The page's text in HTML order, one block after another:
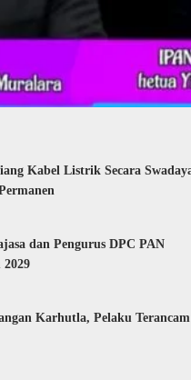
Kabel Listrik Secara
dan Pengurus DPC PAN
Karhutla, Pelaku Terancam